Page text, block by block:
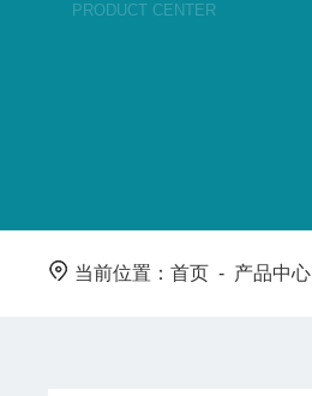
PRODUCT CENTER
当前位置：首页 - 产品中心